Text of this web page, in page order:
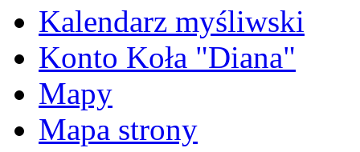
Kalendarz myśliwski
Konto Koła "Diana"
Mapy
Mapa strony